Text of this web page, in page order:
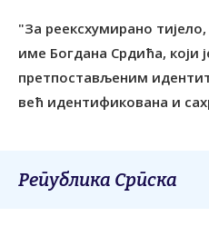
"За реексхумирано
име Богдана Срдића, који
претпостављеним
већ идентификована и
Република Српска